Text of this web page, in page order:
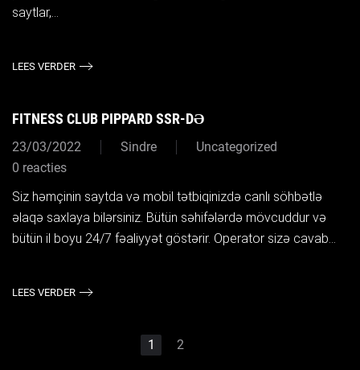
saytlar,...
LEES VERDER
FITNESS CLUB PIPPARD SSR-DƏ
23/03/2022 Sindre
Uncategorized
0 reacties
Siz həmçinin saytda və mobil tətbiqinizdə canlı söhbətlə
əlaqə saxlaya bilərsiniz. Bütün səhifələrdə mövcuddur və
bütün il boyu 24/7 fəaliyyət göstərir. Operator sizə cavab...
LEES VERDER
1 2